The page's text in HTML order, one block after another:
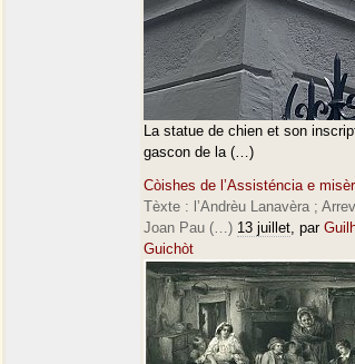
La statue de chien et son
gascon de la (…)
Còishes de l’Assisténcia e
Tèxte : l’Andrèu Lanavèra ;
Joan Pau (…) 13 juillet, par
Guichòt